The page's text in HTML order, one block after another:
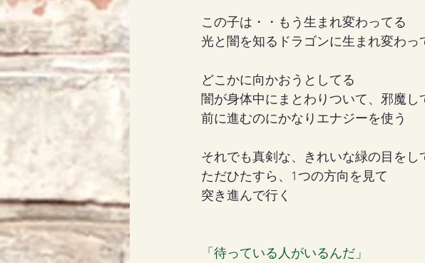
この子は・・もう生まれ変わってる
光と闇を知るドラゴンに生まれ変わっ
どこかに向かおうとしてる
闇が身体中にまとわりついて、邪魔し
前に進むのにかなりエナジーを使う
それでも真剣な、きれいな緑の目をし
ただひたすら、1つの方向を見て
突き進んで行く
「待っている人がいるんだ」